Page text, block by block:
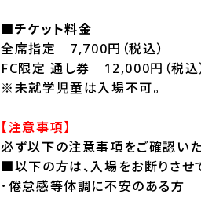
■チケット料金
全席指定 7,700円（税込）
FC限定 通し券 12,000円（税込
※未就学児童は入場不可。
【注意事項】
必ず以下の注意事項をご確認いた
■以下の方は、入場をお断りさせ
･倦怠感等体調に不安のある方